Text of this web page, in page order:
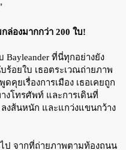
ล่องมากกว่า 200 ใบ!
Bayleander ที่นี่ทุกอย่างยัง
ร้อยใบ เธอตระเวณถ่ายภาพ
ยเรื่องการเมือง เธอเคยถูก
งโทรศัพท์ และการเดินที่
งส้นหนัก และแกว่งแขนกว้าง
ป จากที่ถ่ายภาพตามท้องถนน